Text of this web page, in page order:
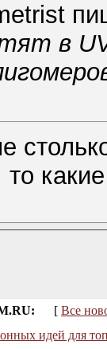
в
[ Все
идей для